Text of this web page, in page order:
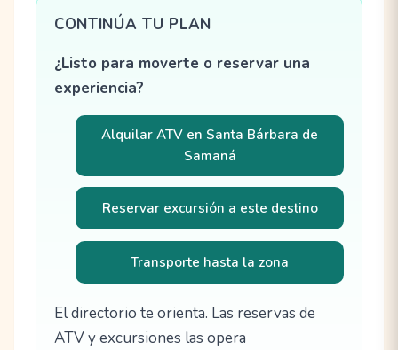
CONTINÚA TU PLAN
¿Listo para moverte o reservar una
experiencia?
Alquilar ATV en Santa Bárbara de
Samaná
Reservar excursión a este destino
Transporte hasta la zona
El directorio te orienta. Las reservas de
ATV y excursiones las opera